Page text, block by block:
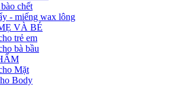
chết
- miếng wax lông
VÀ BÉ
trẻ em
bà bầu
Mặt
Body